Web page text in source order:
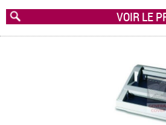
VOIR LE